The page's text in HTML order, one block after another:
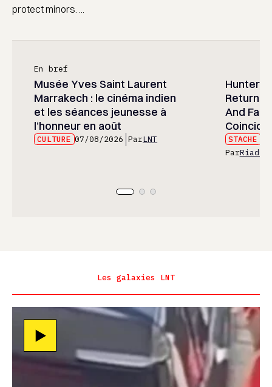
protect minors. ...
En bref
Musée Yves Saint Laurent
Marrakech : le cinéma indien
et les séances jeunesse à
l’honneur en août
CULTURE 07/08/2026 ParLNT
Hunter
And
STACHE
ParRiad
Les galaxies LNT